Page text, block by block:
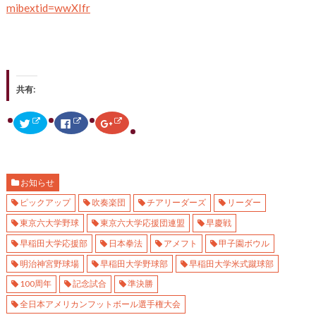
mibextid=wwXIfr
共有:
ク
ッ
T
w
i
t
t
e
r
で
共
有
(
新
し
い
ウ
ィ
ン
ド
F
c
共
す
る
に
は
ク
リ
ッ
ク
し
て
く
だ
さ
ク
ッ
g
l
e
+
で
共
有
(
新
し
い
ウ
ィ
ン
ド
お知らせ
ピックアップ
吹奏楽団 チアリーダーズ
リーダー
東京六大学野球
東京六大学応援団連盟
早慶戦
早稲田大学応援部
日本拳法 アメフト
甲子園ボウル
明治神宮野球場
早稲田大学野球部
早稲田大学米式蹴球部
100周年
記念試合
準決勝
全日本アメリカンフットボール選手権大会